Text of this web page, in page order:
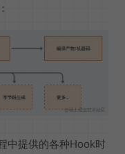
中提供的各种Hook时